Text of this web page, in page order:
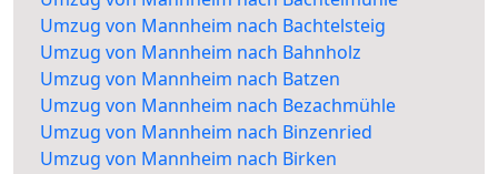
Umzug von Mannheim nach Bachtelsteig
Umzug von Mannheim nach Bahnholz
Umzug von Mannheim nach Batzen
Umzug von Mannheim nach Bezachmühle
Umzug von Mannheim nach Binzenried
Umzug von Mannheim nach Birken